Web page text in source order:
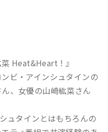
Heat&Heart！』
ビ・アインシュタインの
、女優の山崎紘菜さん
ュタインとはもちろんの